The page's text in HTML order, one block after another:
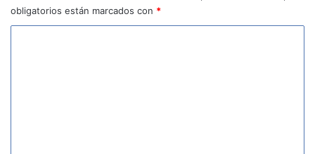
obligatorios están marcados con *